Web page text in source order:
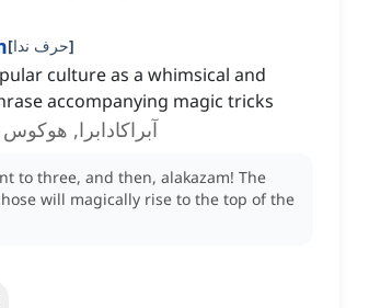
[حرف ندا]
culture as a whimsical and
accompanying magic tricks
آبراکادابرا,
to three, and then, alakazam! The
will magically rise to the top of the